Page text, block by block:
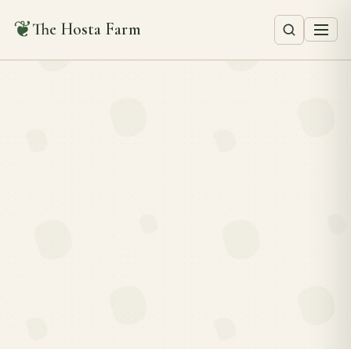
❦The Hosta Farm